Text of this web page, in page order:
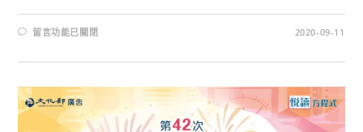
留言功能已關閉 2020-09-11